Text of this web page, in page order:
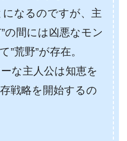
になるのですが、主
の間には凶悪なモン
”荒野”が存在。
な主人公は知恵を
戦略を開始するの